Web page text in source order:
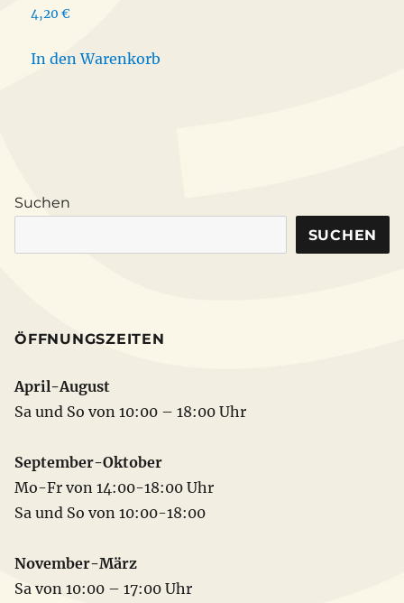
4,20€
In den Warenkorb
Suchen
SUCHEN
ÖFFNUNGSZEITEN
April-August
Sa und So von 10:00 – 18:00 Uhr
September-Oktober
Mo-Fr von 14:00-18:00 Uhr
Sa und So von 10:00-18:00
November-März
Sa von 10:00 – 17:00 Uhr